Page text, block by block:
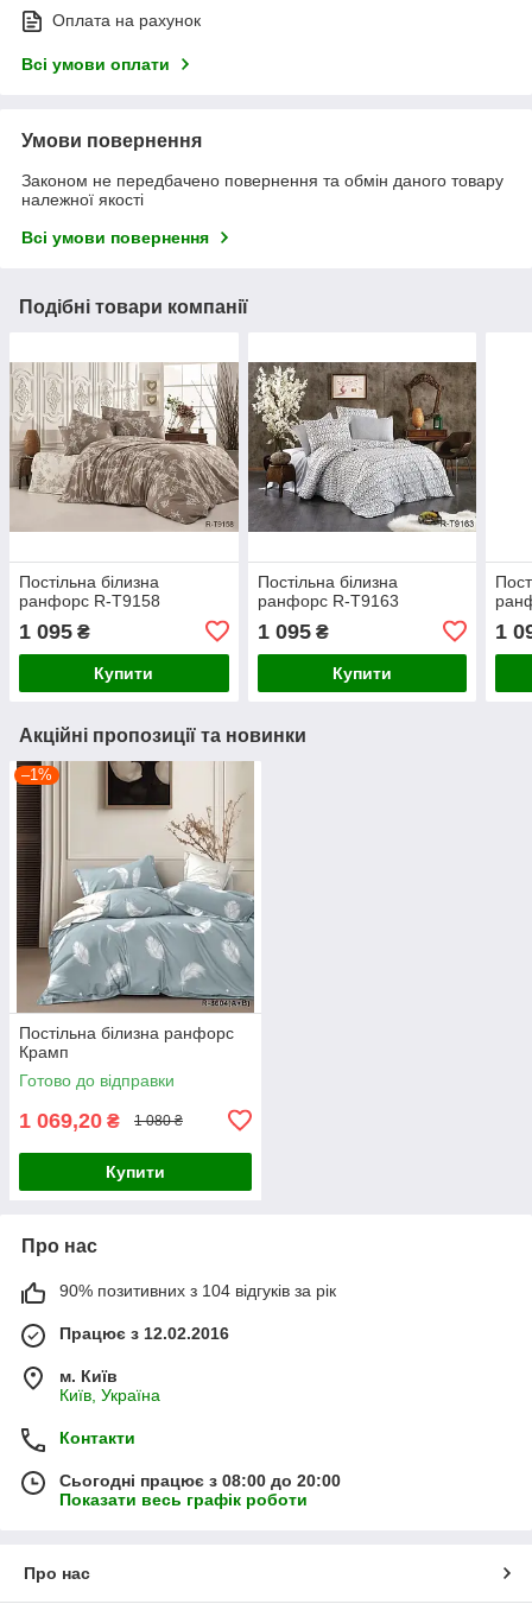
Оплата на рахунок
Всі умови оплати
Умови повернення
Законом не передбачено повернення та обмін даного товару
належної якості
Всі умови повернення
Подібні товари компанії
Постільна білизна
ранфорс R-T9158
1 095 ₴
Купити
Постільна білизна
ранфорс R-T9163
1 095₴
Купити
1
Акційні пропозиції та новинки
–1%
Постільна білизна ранфорс
Крамп
Готово до відправки
1 069,20 ₴ 1 080 ₴
Купити
Про нас
90% позитивних з 104 відгуків за рік
Працює з 12.02.2016
м. Київ
Київ, Україна
Контакти
Сьогодні працює з 08:00 до 20:00
Показати весь графік роботи
Про нас